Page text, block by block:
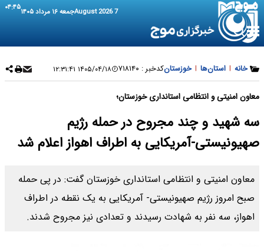
7 August 2026 جمعه ۱۶ مرداد ۱۴۰۵ ۰۴:۴۵
خانه | استان‌ها | خوزستانکدخبر : ۷۱۸۱۴۰ ۱۴۰۵/۰۴/۱۸ ۱۲:۳۱:۴۱
معاون امنیتی و انتظامی استانداری خوزستان؛
سه شهید و چند مجروح در حمله رژیم
صهیونیستی-آمریکایی به اطراف اهواز اعلام شد
معاون امنیتی و انتظامی استانداری خوزستان گفت: در پی حمله
صبح امروز رژیم صهیونیستی- آمریکایی به یک نقطه در اطراف
اهواز، سه نفر به شهادت رسیدند و تعدادی نیز مجروح شدند.